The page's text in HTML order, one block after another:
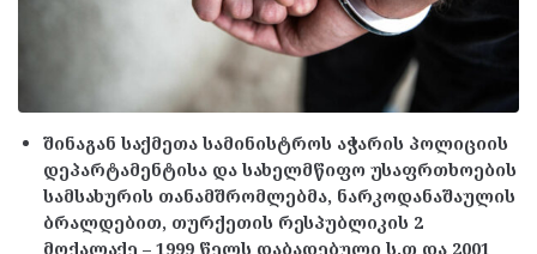
შინაგან საქმეთა სამინისტროს აჭარის პოლიციის
დეპარტამენტისა და სახელმწიფო უსაფრთხოების
სამსახურის თანამშრომლებმა, ნარკოდანაშაულის
ბრალდებით, თურქეთის რესპუბლიკის 2
მოქალაქე – 1999 წელს დაბადებული ს.თ და 2001